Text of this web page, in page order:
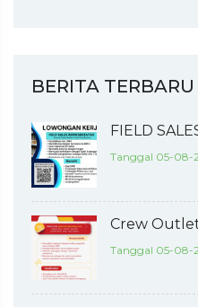
BERITA TERBARU
FIELD
Tanggal 05-08-
Crew
Tanggal 05-08-